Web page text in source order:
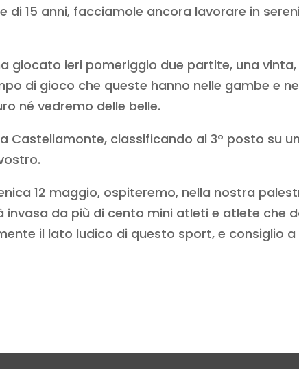
15 anni, facciamole ancora lavorare in
giocato ieri pomeriggio due partite, una
di gioco che queste hanno nelle gambe e
né vedremo delle belle.
Castellamonte, classificando al 3° posto su
12 maggio, ospiteremo, nella nostra
da più di cento mini atleti e atlete che
il lato ludico di questo sport, e consiglio a